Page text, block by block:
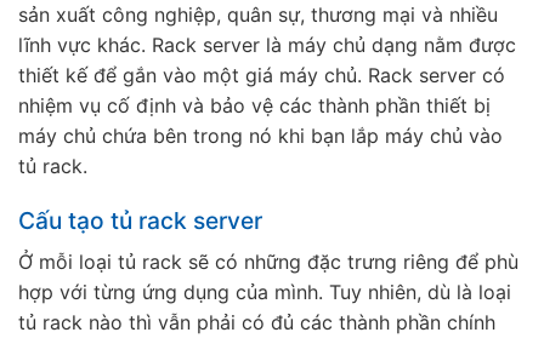
sản xuất công nghiệp, quân sự, thương mại và nhiều
lĩnh vực khác. Rack server là máy chủ dạng nằm được
thiết kế để gắn vào một giá máy chủ. Rack server có
nhiệm vụ cố định và bảo vệ các thành phần thiết bị
máy chủ chứa bên trong nó khi bạn lắp máy chủ vào
tủ rack.
Cấu tạo tủ rack server
Ở mỗi loại tủ rack sẽ có những đặc trưng riêng để phù
hợp với từng ứng dụng của mình. Tuy nhiên, dù là loại
tủ rack nào thì vẫn phải có đủ các thành phần chính